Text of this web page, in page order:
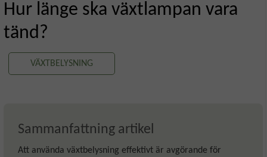
Hur länge ska växtlampan vara
tänd?
VÄXTBELYSNING
Sammanfattning artikel
Att använda växtbelysning effektivt är avgörande för